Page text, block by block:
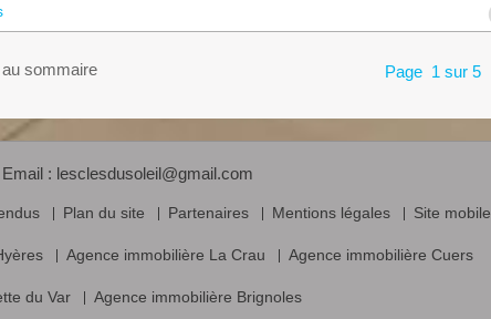
sommaire Page 1 sur 5
: lesclesdusoleil@gmail.com
Plan du site Partenaires Mentions légales Site mobile
Agence immobilière La Crau Agence immobilière Cuers
du Var Agence immobilière Brignoles